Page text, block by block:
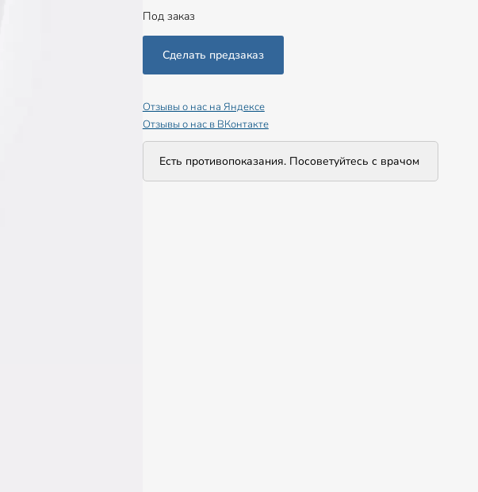
Под заказ
Отзывы о нас на Яндексе
Отзывы о нас в ВКонтакте
Есть противопоказания. Посоветуйтесь с врачом